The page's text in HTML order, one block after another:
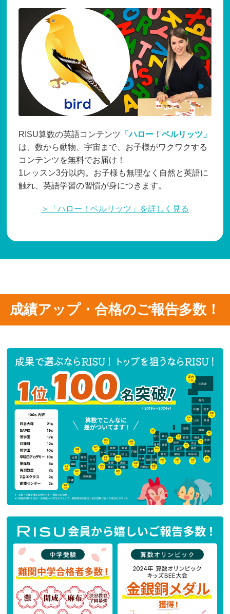
RISU算数の英語コンテンツ 「ハロー！ベルリッツ」
は、数から動物、宇宙まで、お子様がワクワクする
コンテンツを無料でお届け！
1レッスン3分以内。お子様も無理なく自然と英語に
触れ、英語学習の習慣が身につきます。
＞「ハロー！ベルリッツ」を詳しく見る
成績アップ・合格のご報告多数！